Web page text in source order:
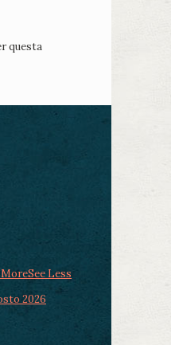
questa
MoreSee Less
2026